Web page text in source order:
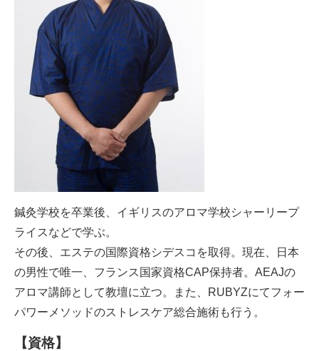
鍼灸学校を卒業後、イギリスのアロマ学校シャーリープ
ライスなどで学ぶ。
その後、エステの国際資格シデスコを取得。現在、日本
の男性で唯一、フランス国家資格CAP保持者。AEAJの
アロマ講師として教壇に立つ。また、RUBYZにてフォー
パワーメソッドのストレスケア総合施術も行う。
【資格】